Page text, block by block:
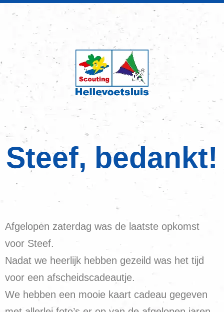
Steef, bedankt!
Afgelopen zaterdag was de laatste opkomst
voor Steef.
Nadat we heerlijk hebben gezeild was het tijd
voor een afscheidscadeautje.
We hebben een mooie kaart cadeau gegeven